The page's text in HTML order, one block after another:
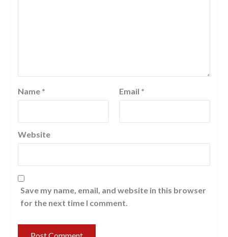
Name * Email *
Website
Save my name, email, and website in this browser
for the next time I comment.